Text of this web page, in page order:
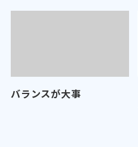
バランスが大事